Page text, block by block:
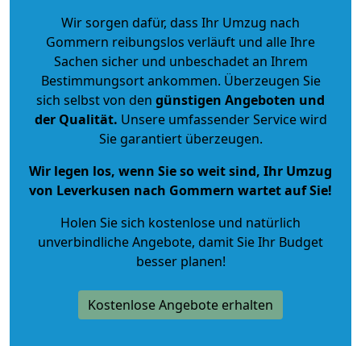
Wir sorgen dafür, dass Ihr Umzug nach
Gommern reibungslos verläuft und alle Ihre
Sachen sicher und unbeschadet an Ihrem
Bestimmungsort ankommen. Überzeugen Sie
sich selbst von den günstigen Angeboten und
der Qualität. Unsere umfassender Service wird
Sie garantiert überzeugen.
Wir legen los, wenn Sie so weit sind, Ihr Umzug
von Leverkusen nach Gommern wartet auf Sie!
Holen Sie sich kostenlose und natürlich
unverbindliche Angebote, damit Sie Ihr Budget
besser planen!
Kostenlose Angebote erhalten